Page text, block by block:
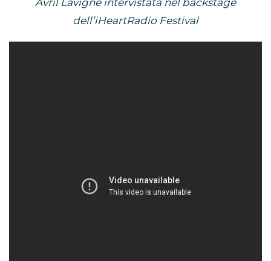
Avril Lavigne intervistata nel backstage
dell’iHeartRadio Festival